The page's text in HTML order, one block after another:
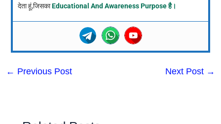
देता हूं,जिसकाEducational And Awareness Purpose है।
← Previous Post Next Post →